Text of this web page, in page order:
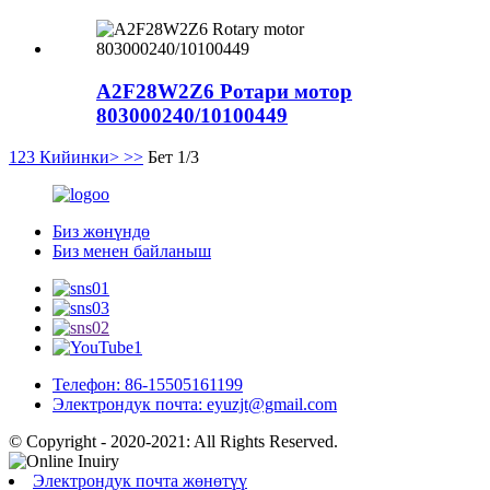
A2F28W2Z6 Ротари мотор
803000240/10100449
1 23 Кийинки> >> Бет 1/3
Биз жөнүндө
Биз менен байланыш
Телефон: 86-15505161199
Электрондук почта: eyuzjt@gmail.com
© Copyright - 2020-2021: All Rights Reserved.
Электрондук почта жөнөтүү